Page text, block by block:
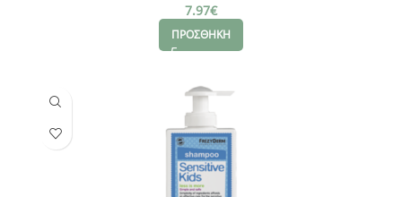
7.97€
ΠΡΟΣΘΗΚΗ